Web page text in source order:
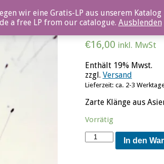
Slow Time –
€16,00 inkl. MwSt
Enthält 19% Mwst.
zzgl. Versand
Lieferzeit: ca. 2-3
Zarte Klänge aus
Vorrätig
Slow
Time
In den
wir eine Gratis-LP aus unserem
a free LP from our catalogue. Ausblenden